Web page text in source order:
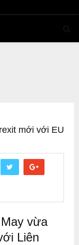
mới với EU
vừa
Liên